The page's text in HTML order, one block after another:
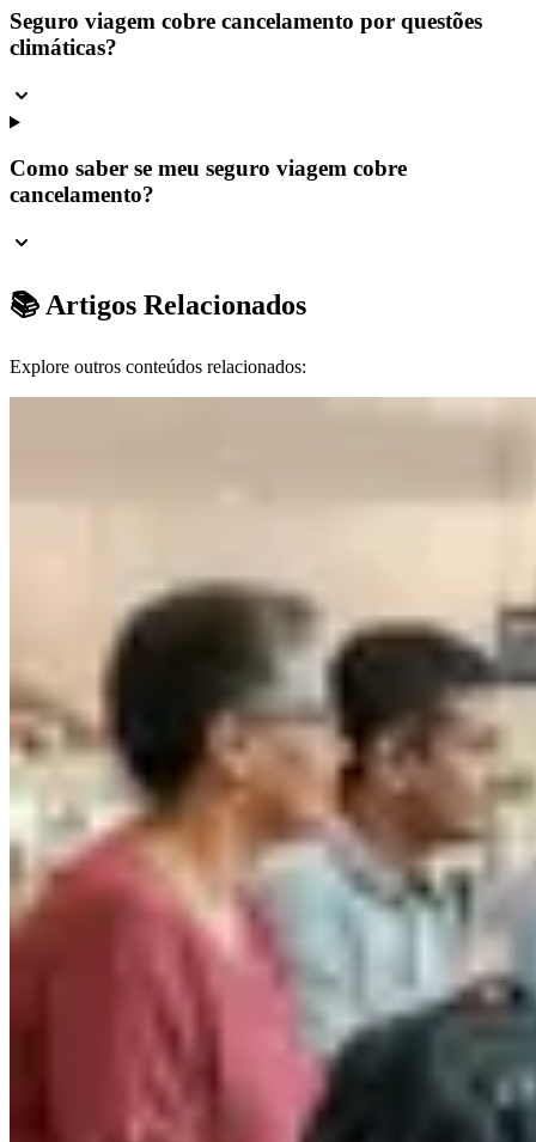
Seguro viagem cobre cancelamento por questões
climáticas?
Como saber se meu seguro viagem cobre
cancelamento?
📚 Artigos Relacionados
Explore outros conteúdos relacionados: